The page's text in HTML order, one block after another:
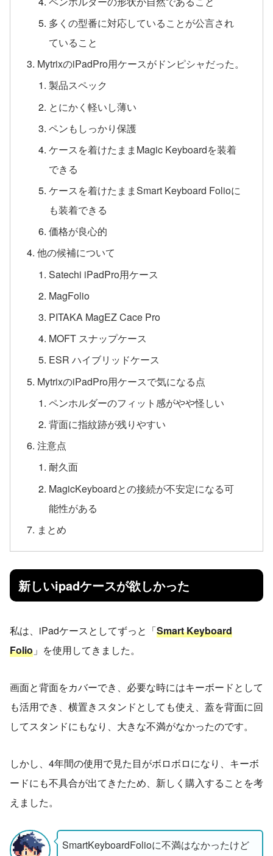
多くの型番に対応していることが公言され
ていること
MytrixのiPadPro用ケースがドンピシャだった。
製品スペック
とにかく軽いし薄い
ペンもしっかり保護
ケースを着けたままMagic Keyboardを装着
できる
ケースを着けたままSmart Keyboard Folioに
も装着できる
価格が良心的
他の候補について
Satechi iPadPro用ケース
MagFolio
PITAKA MagEZ Cace Pro
MOFT スナップケース
ESR ハイブリッドケース
MytrixのiPadPro用ケースで気になる点
ペンホルダーのフィット感がやや怪しい
背面に指紋跡が残りやすい
注意点
耐久面
MagicKeyboardとの接続が不安定になる可
能性がある
まとめ
新しいipadケースが欲しかった
私は、iPadケースとしてずっと「Smart Keyboard
Folio 」を使用してきました。
画面と背面をカバーでき、必要な時にはキーボードとして
も活用でき、横置きスタンドとしても使え、蓋を背面に回
してスタンドにもなり、大きな不満がなかったのです。
しかし、4年間の使用で見た目がボロボロになり、キーボ
ードにも不具合が出てきたため、新しく購入することを考
えました。
SmartKeyboardFolioに不満はなかったけど